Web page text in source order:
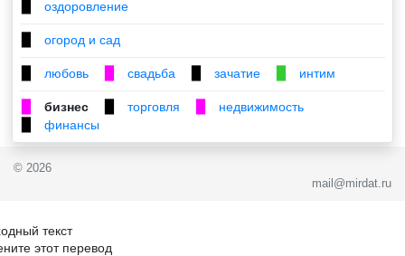
оздоровление
огород и сад
любовь свадьба зачатие интим
бизнес торговля недвижимость
финансы
© 2026
mail@mirdat.ru
текст
этот перевод